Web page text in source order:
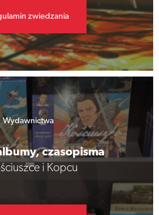
zwiedzania
Wydawnictwa
czasopisma
i Kopcu